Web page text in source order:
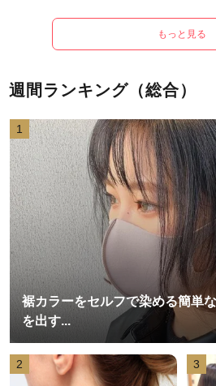
もっと見る
週間ランキング（総合）
1
裾カラーをセルフで染める簡単
を出す...
2 3